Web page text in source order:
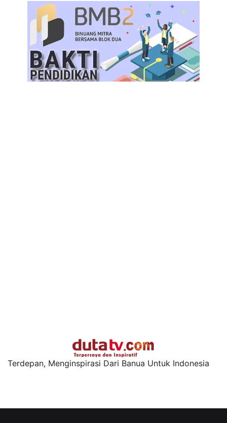
Terdepan, Menginspirasi Dari Banua Untuk Indonesia